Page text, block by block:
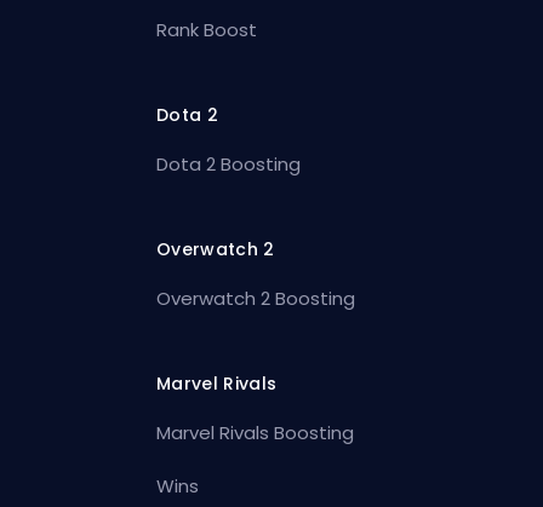
Rank Boost
Dota 2
Dota 2 Boosting
Overwatch 2
Overwatch 2 Boosting
Marvel Rivals
Marvel Rivals Boosting
Wins